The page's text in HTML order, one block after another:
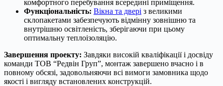
комфортного перебування всередині приміщення.
Функціональність: Вікна та двері з великими
склопакетами забезпечують відмінну зовнішню та
внутрішню освітленість, зберігаючи при цьому
оптимальну теплоізоляцію.
Завершення проекту: Завдяки високій кваліфікації і досвіду
команди ТОВ “Редвін Груп”, монтаж завершено вчасно і в
повному обсязі, задовольняючи всі вимоги замовника щодо
якості і вигляду встановлених конструкцій.